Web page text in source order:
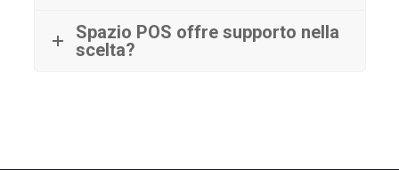
Spazio POS offre supporto nella
scelta?